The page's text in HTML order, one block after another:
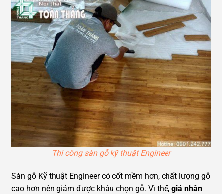
Thi công sàn gỗ kỹ thuật Engineer
Sàn gỗ Kỹ thuật Engineer có cốt mềm hơn, chất lượng gỗ
cao hơn nên giảm được khâu chọn gỗ. Vì thế, giá nhân